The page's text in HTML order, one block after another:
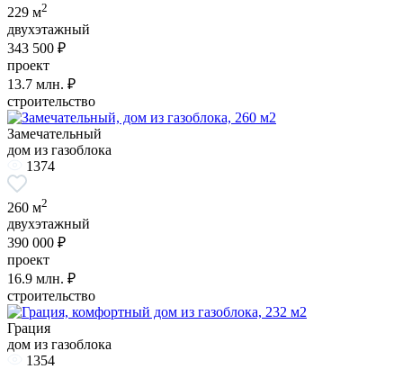
229 м2
двухэтажный
343 500 ₽
проект
13.7 млн. ₽
строительство
Замечательный
дом из газоблока
1374
260 м2
двухэтажный
390 000 ₽
проект
16.9 млн. ₽
строительство
Грация
дом из газоблока
1354